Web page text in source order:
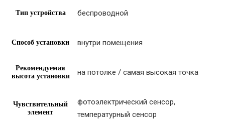
Тип устройства беспроводной
Способ установки внутри помещения
Рекомендуемая
высота установки
на потолке / самая высокая точка
Чувствительный
элемент
фотоэлектрический сенсор,
температурный сенсор